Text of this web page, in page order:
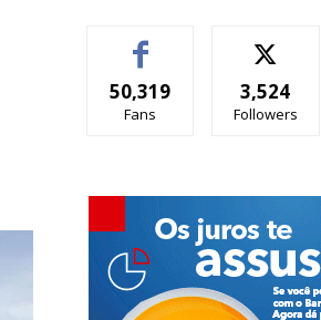
50,319
Fans
3,524
Followers